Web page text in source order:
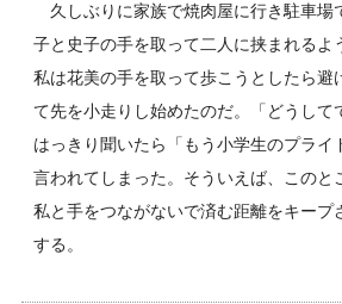
久しぶりに家族で焼肉屋に行き駐車場
子と史子の手を取って二人に挟まれるよ
私は花美の手を取って歩こうとしたら避
て先を小走りし始めたのだ。「どうして
はっきり聞いたら「もう小学生のプライ
言われてしまった。そういえば、このと
私と手をつながないで済む距離をキープ
する。